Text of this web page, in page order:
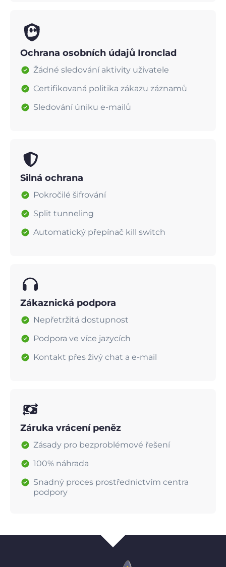
Ochrana osobních údajů Ironclad
Žádné sledování aktivity uživatele
Certifikovaná politika zákazu záznamů
Sledování úniku e-mailů
Silná ochrana
Pokročilé šifrování
Split tunneling
Automatický přepínač kill switch
Zákaznická podpora
Nepřetržitá dostupnost
Podpora ve více jazycích
Kontakt přes živý chat a e-mail
Záruka vrácení peněz
Zásady pro bezproblémové řešení
100% náhrada
Snadný proces prostřednictvím centra
podpory